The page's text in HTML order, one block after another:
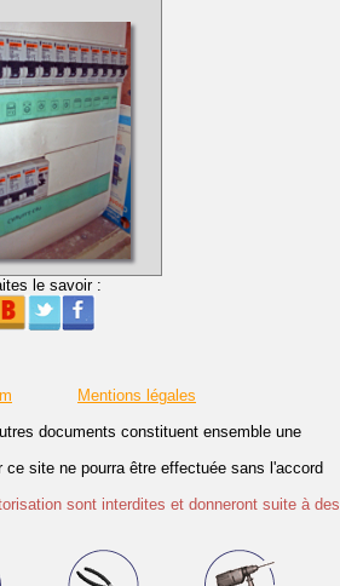
le savoir :
Mentions légales
documents constituent ensemble une
site ne pourra être effectuée sans l'accord
sont interdites et donneront suite à des